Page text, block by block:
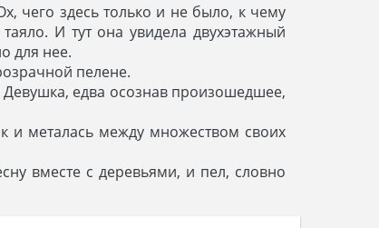
чего здесь только и не было, к чему
И тут она увидела двухэтажный
для нее.
пелене.
Девушка, едва осознав произошедшее,
и металась между множеством своих
вместе с деревьями, и пел, словно